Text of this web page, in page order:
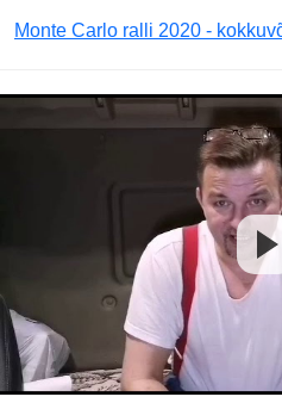
Monte Carlo ralli 2020 -